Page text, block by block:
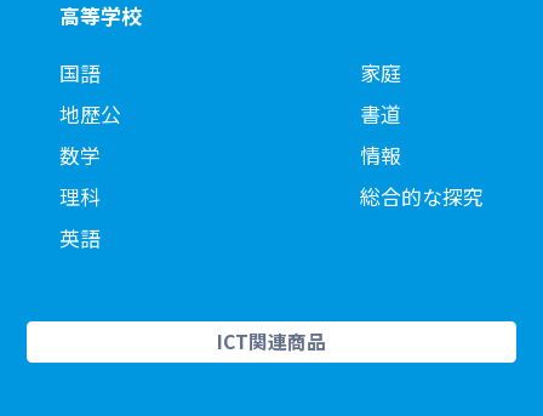
高等学校
国語
地歴公
数学
理科
英語
家庭
書道
情報
総合的な探究
ICT関連商品